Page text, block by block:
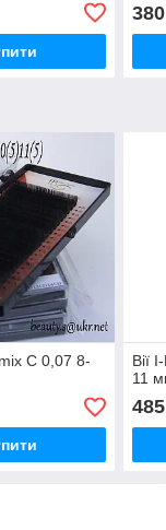
380
С 0,07 8-
Вії
11
485